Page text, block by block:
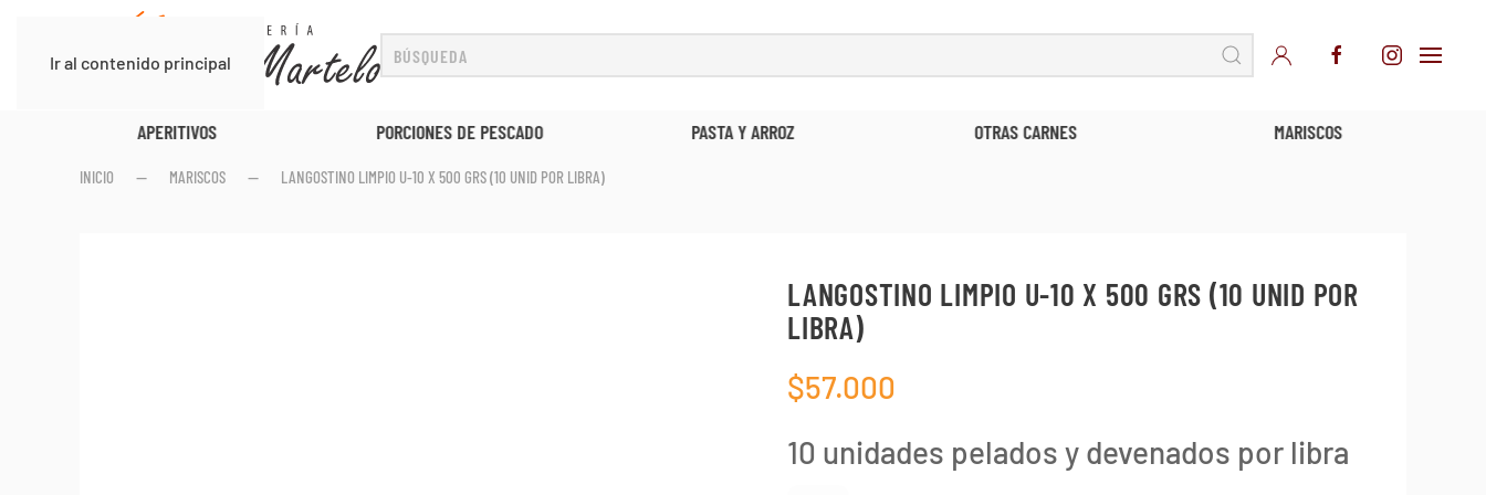
Ir al contenido principal
APERITIVOS PORCIONES DE PESCADO PASTA Y ARROZ OTRAS CARNES MARISCOS
INICIO MARISCOS LANGOSTINO LIMPIO U-10 X 500 GRS (10 UNID POR LIBRA)
LANGOSTINO LIMPIO U-10 X 500 GRS (10 UNID POR
LIBRA)
$57.000
10 unidades pelados y devenados por libra